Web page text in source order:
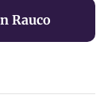
Rauco